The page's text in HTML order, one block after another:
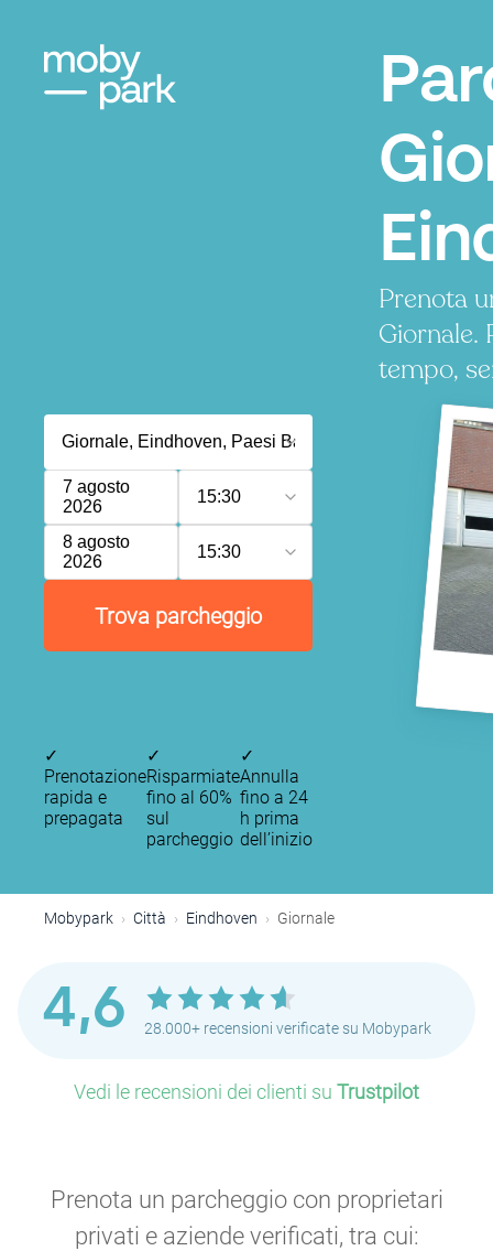
Prenota
Giornale.
tempo,
7 agosto
2026
15:30
8 agosto
2026
15:30
Trova parcheggio
✓
Prenotazione
rapida e
prepagata
✓
Risparmiate
fino al 60%
sul
parcheggio
✓
Annulla
fino a 24
h prima
dell’inizio
Mobypark Città Eindhoven Giornale
4,6 28.000+ recensioni verificate su Mobypark
Vedi le recensioni dei clienti su Trustpilot
Prenota un parcheggio con proprietari
privati e aziende verificati, tra cui: